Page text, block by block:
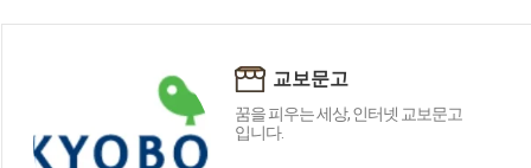
교보문고
꿈을 피우는 세상, 인터넷 교보문고
입니다.